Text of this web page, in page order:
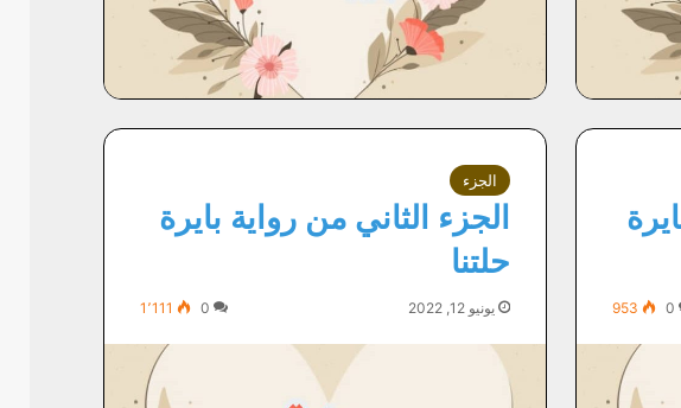
0
953
الجزء
الجزء الثاني من رواية بايرة
حلتنا
يونيو 12, 2022 0 1٬111